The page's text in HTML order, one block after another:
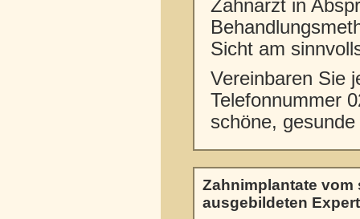
Zahnarzt in
Sicht am
Vereinbaren Sie
Telefonnummer
schöne,
Zahnimplantate vom
ausgebildeten